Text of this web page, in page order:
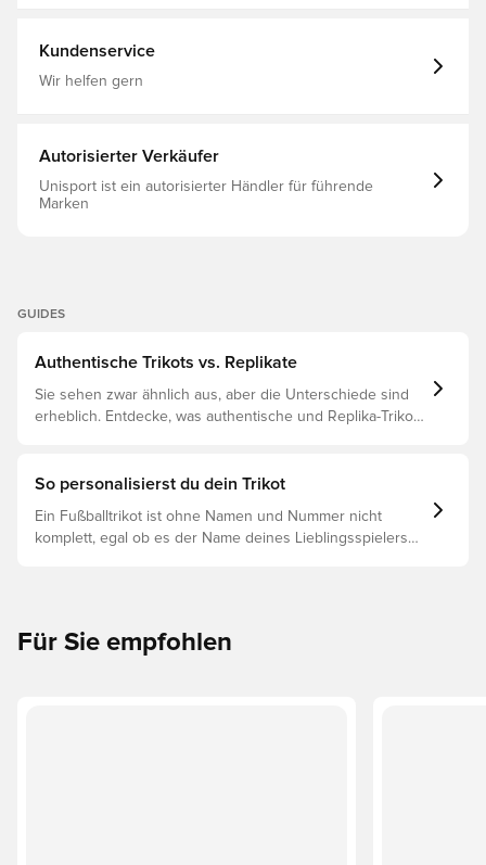
Kundenservice
Wir helfen gern
Autorisierter Verkäufer
Unisport ist ein autorisierter Händler für führende
Marken
GUIDES
Authentische Trikots vs. Replikate
Sie sehen zwar ähnlich aus, aber die Unterschiede sind
erheblich. Entdecke, was authentische und Replika-Trikots
So personalisierst du dein Trikot
Ein Fußballtrikot ist ohne Namen und Nummer nicht
komplett, egal ob es der Name deines Lieblingsspielers
Für Sie empfohlen